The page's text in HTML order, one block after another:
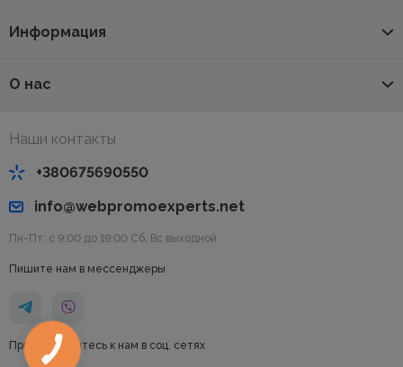
Информация
О нас
Наши контакты
+380675690550
info@webpromoexperts.net
Пн-Пт: с 9:00 до 19:00 Cб, Вс выходной
Пишите нам в мессенджеры
Присоединяйтесь к нам в соц. сетях